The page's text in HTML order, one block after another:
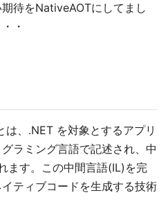
待をNativeAOTにしてまし
・
、.NET を対象とするアプリ
ラミング言語で記述され、中
ます。この中間言語(IL)を完
ティブコードを生成する技術